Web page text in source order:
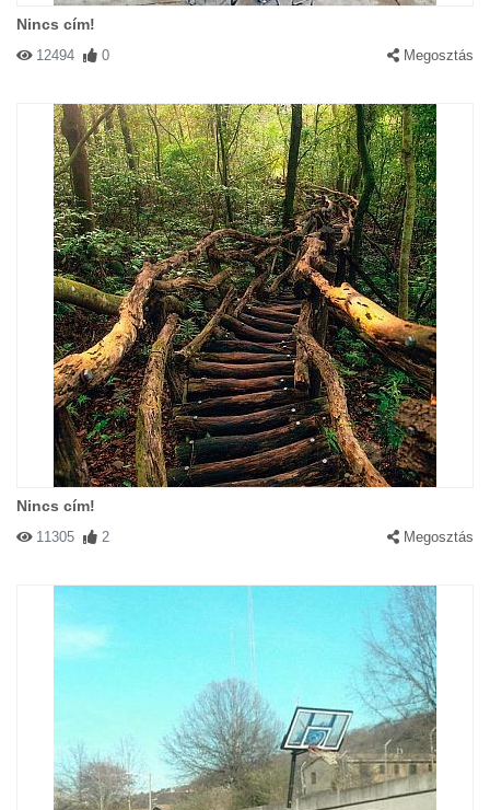
Nincs cím!
12494 0 Megosztás
Nincs cím!
11305 2 Megosztás